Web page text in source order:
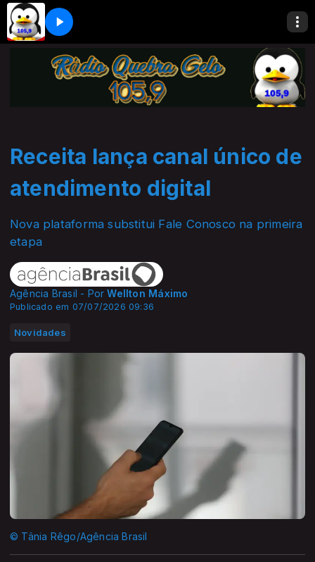
Receita lança canal único de
atendimento digital
Nova plataforma substitui Fale Conosco na primeira
etapa
Agência Brasil - PorWellton Máximo
Publicado em 07/07/2026 09:36
Novidades
© Tânia Rêgo/Agência Brasil